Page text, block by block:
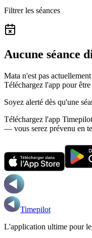
Filtrer les séances
Aucune séance
Mata n'est pas
Téléchargez l'app pour
Soyez alerté dès qu'une
Téléchargez l'app
— vous serez prévenu en
Timepilot
L'application ultime pour